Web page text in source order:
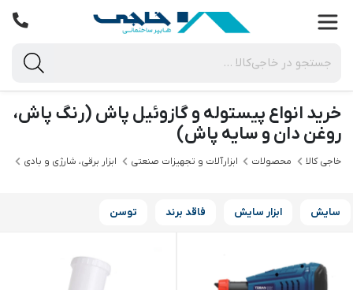
خرید انواع پیستوله و گازوئیل پاش (رنگ پاش،
روغن دان و سایه پاش)
خاجی‌ کالا محصولات ابزارآلات و تجهیزات صنعتی ابزار برقی، شارژی و بادی
سایش ابزار سایش فاقد برند توسن